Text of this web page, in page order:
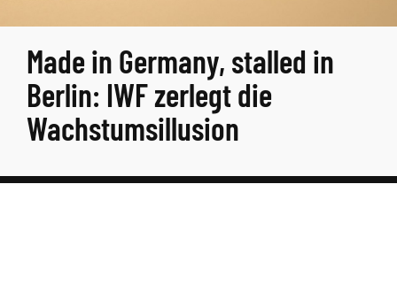
Made in Germany, stalled in
Berlin: IWF zerlegt die
Wachstumsillusion